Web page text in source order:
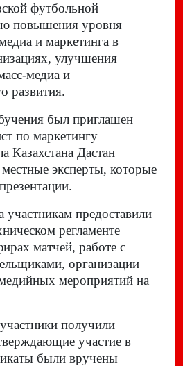
футбольной
повышения уровня
и маркетинга в
улучшения
медиа и
развития.
был приглашен
по маркетингу
Казахстана Дастан
эксперты, которые
участникам предоставили
регламенте
матчей, работе с
организации
мероприятий на
получили
участие в
были вручены